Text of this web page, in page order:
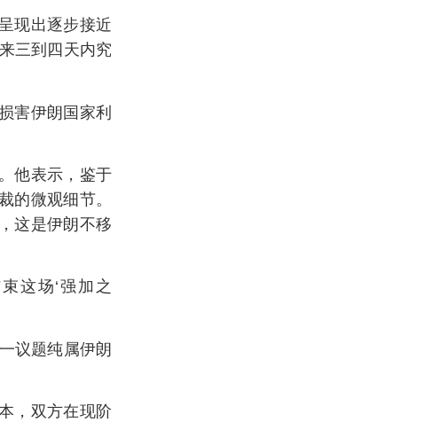
现出逐步接近
三到四天内究
害伊朗国家利
他表示，鉴于
的微观细节。
这是伊朗不移
这场‘强加之
议题纯属伊朗
，双方在现阶